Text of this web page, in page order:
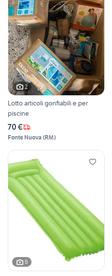
2
Lotto articoli gonfiabili e per
piscine
70 €
Fonte Nuova (RM)
6